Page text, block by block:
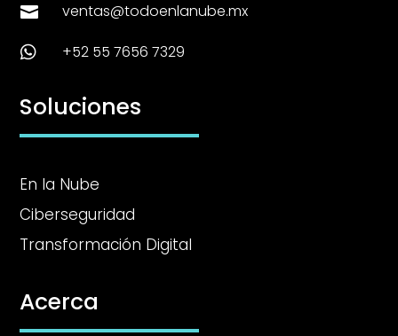
 ventas@todoenlanube.mx
 +52 55 7656 7329
Soluciones
En la Nube
Ciberseguridad
Transformación Digital
Acerca